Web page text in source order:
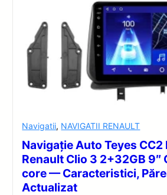
Navigatii, NAVIGATII RENAULT
Navigație Auto Teyes CC2
Renault Clio 3 2+32GB 9″
core — Caracteristici,
Actualizat